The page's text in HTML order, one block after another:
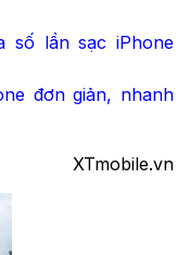
số lần sạc iPhone
đơn giản, nhanh
XTmobile.vn